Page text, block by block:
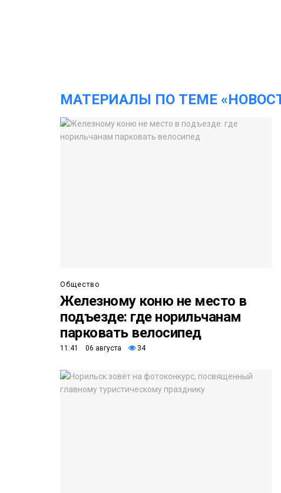
МАТЕРИАЛЫ ПО ТЕМЕ
Общество
Железному коню не место в
подъезде: где норильчанам
парковать велосипед
11:41 06 августа 34